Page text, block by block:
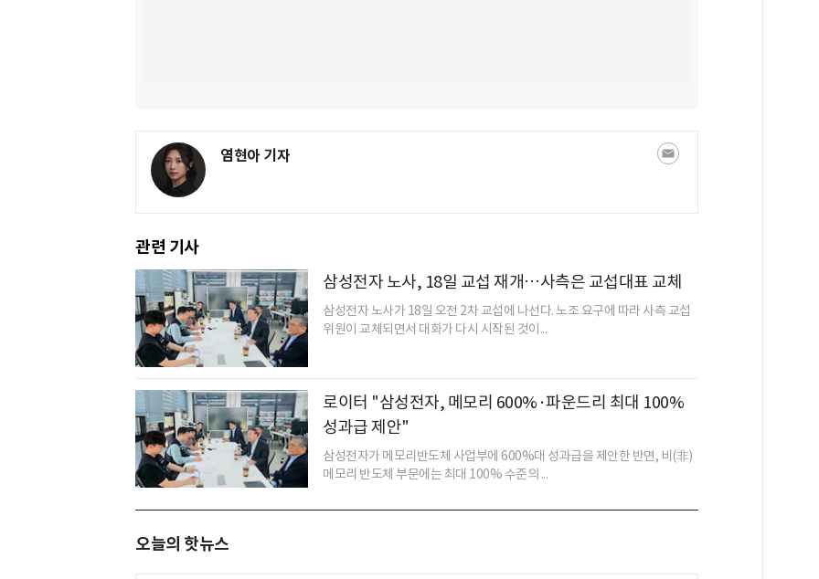
염현아 기자
관련 기사
삼성전자 노사, 18일 교섭 재개…사측은 교섭대표 교체
삼성전자 노사가 18일 오전 2차 교섭에 나선다. 노조 요구에 따라 사측 교섭
위원이 교체되면서 대화가 다시 시작된 것이...
로이터 "삼성전자, 메모리 600%·파운드리 최대 100%
성과급 제안"
삼성전자가 메모리반도체 사업부에 600%대 성과급을 제안한 반면, 비(非)
메모리 반도체 부문에는 최대 100% 수준의 ...
오늘의 핫뉴스